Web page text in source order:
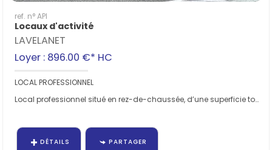
ref. n° API
Locaux d'activité
LAVELANET
Loyer : 896.00 €* HC
LOCAL PROFESSIONNEL
Local professionnel situé en rez-de-chaussée, d’une superficie totale d'environ 137 m²,...
DÉTAILS PARTAGER